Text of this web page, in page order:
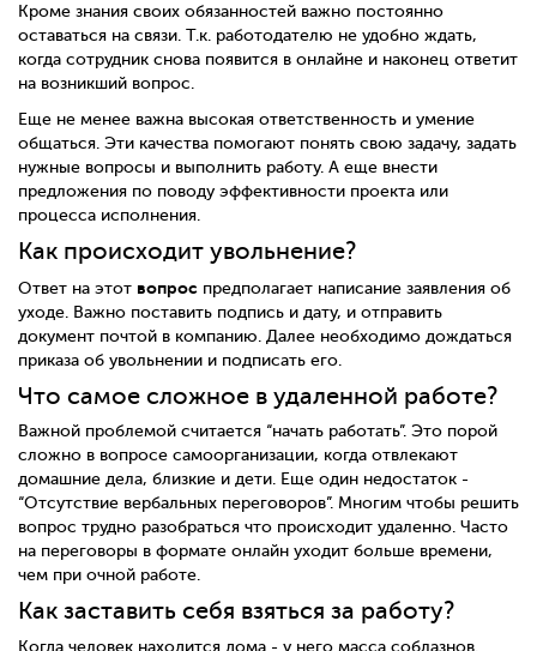
Кроме знания своих обязанностей важно постоянно
оставаться на связи. Т.к. работодателю не удобно ждать,
когда сотрудник снова появится в онлайне и наконец ответит
на возникший вопрос.
Еще не менее важна высокая ответственность и умение
общаться. Эти качества помогают понять свою задачу, задать
нужные вопросы и выполнить работу. А еще внести
предложения по поводу эффективности проекта или
процесса исполнения.
Как происходит увольнение?
Ответ на этот вопрос предполагает написание заявления об
уходе. Важно поставить подпись и дату, и отправить
документ почтой в компанию. Далее необходимо дождаться
приказа об увольнении и подписать его.
Что самое сложное в удаленной работе?
Важной проблемой считается “начать работать”. Это порой
сложно в вопросе самоорганизации, когда отвлекают
домашние дела, близкие и дети. Еще один недостаток -
“Отсутствие вербальных переговоров”. Многим чтобы решить
вопрос трудно разобраться что происходит удаленно. Часто
на переговоры в формате онлайн уходит больше времени,
чем при очной работе.
Как заставить себя взяться за работу?
Когда человек находится дома - у него масса соблазнов.